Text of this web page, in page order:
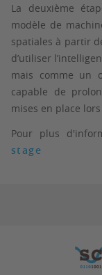
La deuxième
modèle de
spatiales à partir
d’utiliser
mais comme un
capable de
mises en place
Pour plus
stage